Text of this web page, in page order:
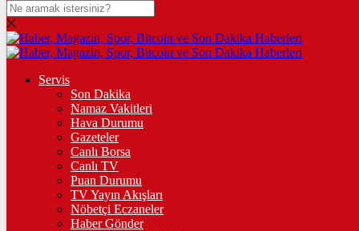
DOLAR
47,7436$% 0.18
% 0.32
STERLİN
% 0.38
GRAM ALTIN
%2,59
Servis
Son Dakika
Namaz Vakitleri
Hava Durumu
Gazeteler
Canlı Borsa
Canlı TV
Puan Durumu
TV Yayın Akışları
Nöbetçi Eczaneler
Haber Gönder